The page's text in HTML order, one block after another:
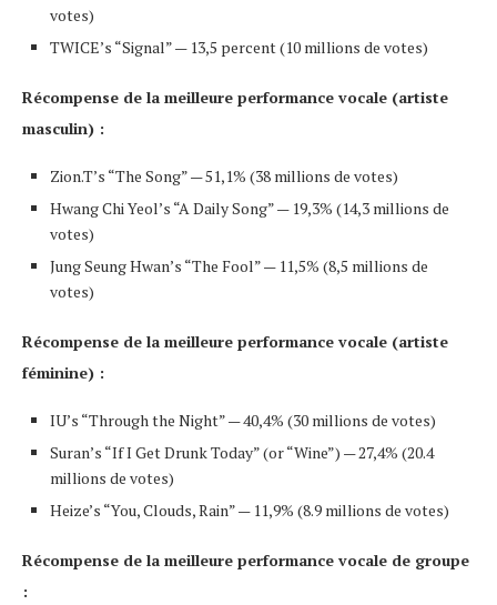
votes)
TWICE’s “Signal” — 13,5 percent (10 millions de votes)
Récompense de la meilleure performance vocale (artiste
masculin) :
Zion.T’s “The Song” — 51,1% (38 millions de votes)
Hwang Chi Yeol’s “A Daily Song” — 19,3% (14,3 millions de
votes)
Jung Seung Hwan’s “The Fool” — 11,5% (8,5 millions de
votes)
Récompense de la meilleure performance vocale (artiste
féminine) :
IU’s “Through the Night” — 40,4% (30 millions de votes)
Suran’s “If I Get Drunk Today” (or “Wine”) — 27,4% (20.4
millions de votes)
Heize’s “You, Clouds, Rain” — 11,9% (8.9 millions de votes)
Récompense de la meilleure performance vocale de groupe
: